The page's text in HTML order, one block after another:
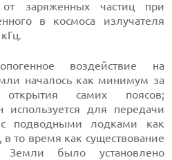
заряженных частиц при
в космоса излучателя
воздействие на
началось как минимум за
самих поясов;
используется для передачи
подводными лодками как
то время как существование
Земли было установлено